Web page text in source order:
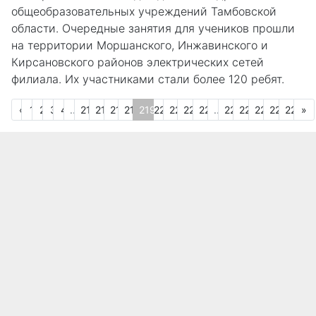
общеобразовательных учреждений Тамбовской
области. Очередные занятия для учеников прошли
на территории Моршанского, Инжавинского и
Кирсановского районов электрических сетей
филиала. Их участниками стали более 120 ребят.
« Предыдущая
1 2 3 4 ... 215216217218219
(текущая)
220221222223... 225226227228229»